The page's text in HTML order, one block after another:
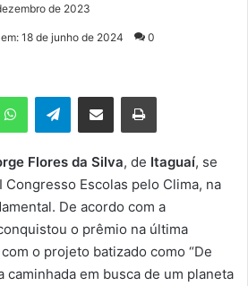
de 2023
18 de junho de 2024 0
Telegram
Flores da Silva, de Itaguaí, se
Escolas pelo Clima, na
De acordo com a
o prêmio na última
o projeto batizado como “De
caminhada em busca de um planeta